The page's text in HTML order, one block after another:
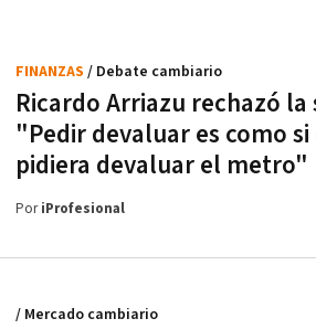
Ricardo Arriazu rechazó
"Pedir devaluar es como
pidiera devaluar el metro"
FINANZAS / Debate cambiario
PoriProfesional
/ Mercado cambiario